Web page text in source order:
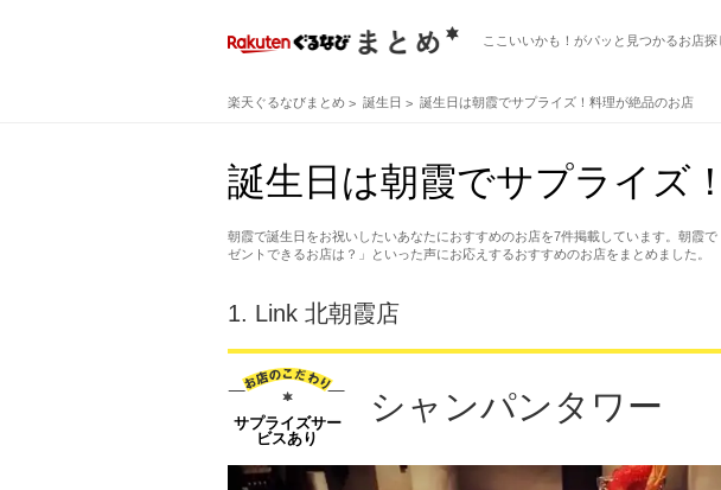
ここいいかも！がパッと見つかるお店探
楽天ぐるなびまとめ 誕生日 誕生日は朝霞でサプライズ！料理が絶品のお店
誕生日は朝霞でサプライズ
朝霞で誕生日をお祝いしたいあなたにおすすめのお店を7件掲載しています。朝霞
ゼントできるお店は？」といった声にお応えするおすすめのお店をまとめました。
1. Link 北朝霞店
サプライズサー
ビスあり
シャンパンタワー